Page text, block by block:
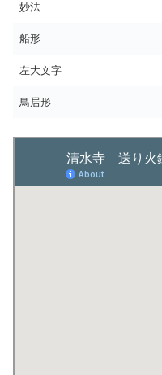
妙法
船形
左大文字
鳥居形